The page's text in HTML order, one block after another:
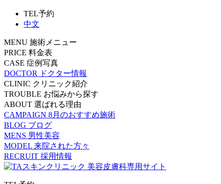
TEL予約
中文
MENU 施術メニュー
PRICE 料金表
CASE 症例写真
DOCTOR
ドクター情報
CLINIC クリニック紹介
TROUBLE お悩みから探す
ABOUT 選ばれる理由
CAMPAIGN 8月のおすすめ施術
BLOG ブログ
MENS 男性美容
MODEL 来院された方々
RECRUIT 採用情報